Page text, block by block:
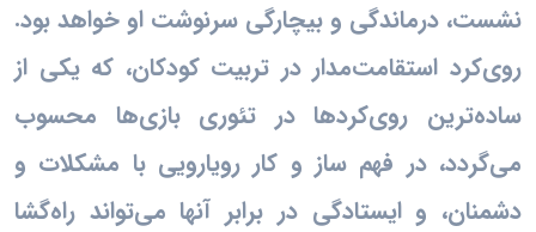
نشست، درماندگی و بیچارگی سرنوشت او خواهد بود.
روی‌کرد استقامت‌مدار در تربیت کودکان، که یکی از
ساده‌ترین روی‌کردها در تئوری بازی‌ها محسوب
می‌گردد، در فهم ساز و کار رویارویی با مشکلات و
دشمنان، و ایستادگی در برابر آنها می‌تواند راه‌گشا